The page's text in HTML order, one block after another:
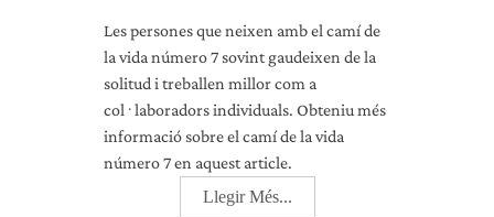
Les persones que neixen amb el camí de
la vida número 7 sovint gaudeixen de la
solitud i treballen millor com a
col·laboradors individuals. Obteniu més
informació sobre el camí de la vida
número 7 en aquest article.
Llegir Més...